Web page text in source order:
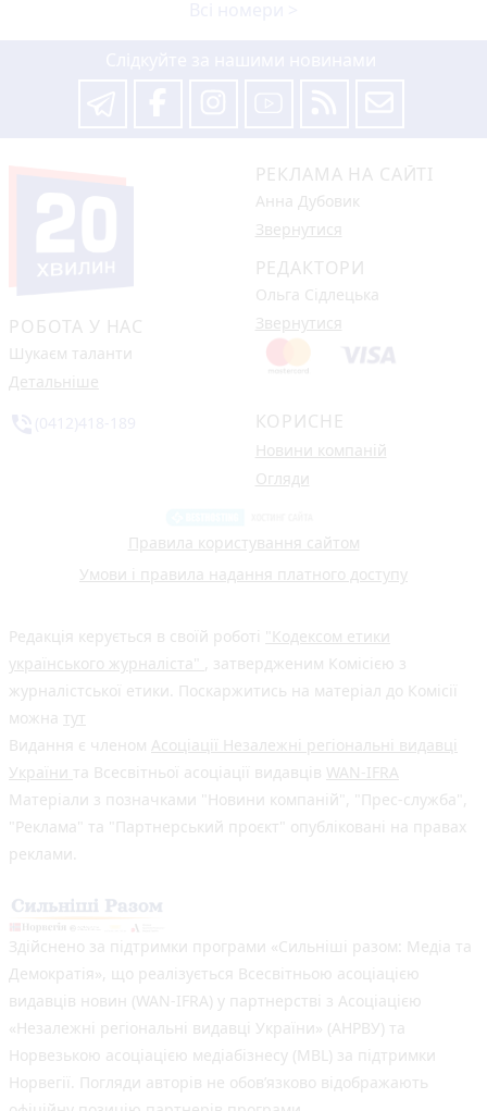
РОБОТА У НАС
Шукаєм таланти
Детальніше
РЕКЛАМА НА САЙТІ
Анна Дубовик
Звернутися
РЕДАКТОРИ
Ольга Сідлецька
Звернутися
КОРИСНЕ
Новини компаній
Огляди
Правила користування сайтом
Умови і правила надання платного доступу
Редакція керується в своїй роботі "Кодексом етики
українського журналіста" , затвердженим Комісією з
журналістської етики. Поскаржитись на матеріал до Комісії
можна тут
Видання є членом Асоціації Незалежні регіональні видавці
України та Всесвітньої асоціації видавців WAN-IFRA
Матеріали з позначками "Новини компаній", "Прес-служба",
"Реклама" та "Партнерський проєкт" опубліковані на правах
реклами.
Здійснено за підтримки програми «Сильніші разом: Медіа та
Демократія», що реалізується Всесвітньою асоціацією
видавців новин (WAN-IFRA) у партнерстві з Асоціацією
«Незалежні регіональні видавці України» (АНРВУ) та
Норвезькою асоціацією медіабізнесу (MBL) за підтримки
Норвегії. Погляди авторів не обов’язково відображають